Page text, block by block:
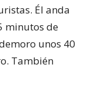
Él anda
minutos de
unos 40
También